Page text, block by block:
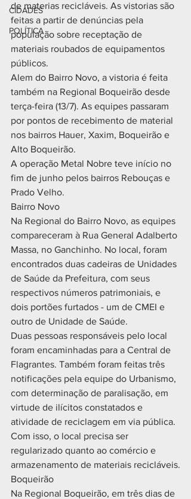
CIDADES
POLÍTICA
de materias recicláveis. As vistorias são
feitas a partir de denúncias pela
população sobre receptação de
materiais roubados de equipamentos
públicos.
Alem do Bairro Novo, a vistoria é feita
também na Regional Boqueirão desde
terça-feira (13/7). As equipes passaram
por pontos de recebimento de material
nos bairros Hauer, Xaxim, Boqueirão e
Alto Boqueirão.
A operação Metal Nobre teve início no
fim de junho pelos bairros Rebouças e
Prado Velho.
Bairro Novo
Na Regional do Bairro Novo, as equipes
compareceram à Rua General Adalberto
Massa, no Ganchinho. No local, foram
encontrados duas cadeiras de Unidades
de Saúde da Prefeitura, com seus
respectivos números patrimoniais, e
dois portões furtados - um de CMEI e
outro de Unidade de Saúde.
Duas pessoas responsáveis pelo local
foram encaminhadas para a Central de
Flagrantes. Também foram feitas três
notificações pela equipe do Urbanismo,
com determinação de paralisação, em
virtude de ilícitos constatados e
atividade de reciclagem em via pública.
Com isso, o local precisa ser
regularizado quanto ao comércio e
armazenamento de materiais recicláveis.
Boqueirão
Na Regional Boqueirão, em três dias de